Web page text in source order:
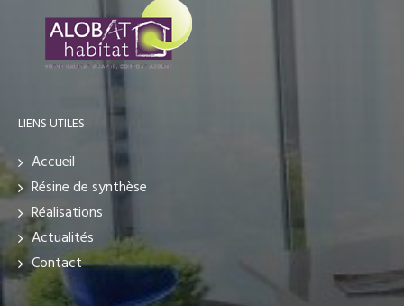
LIENS UTILES
Accueil
Résine de synthèse
Réalisations
Actualités
Contact